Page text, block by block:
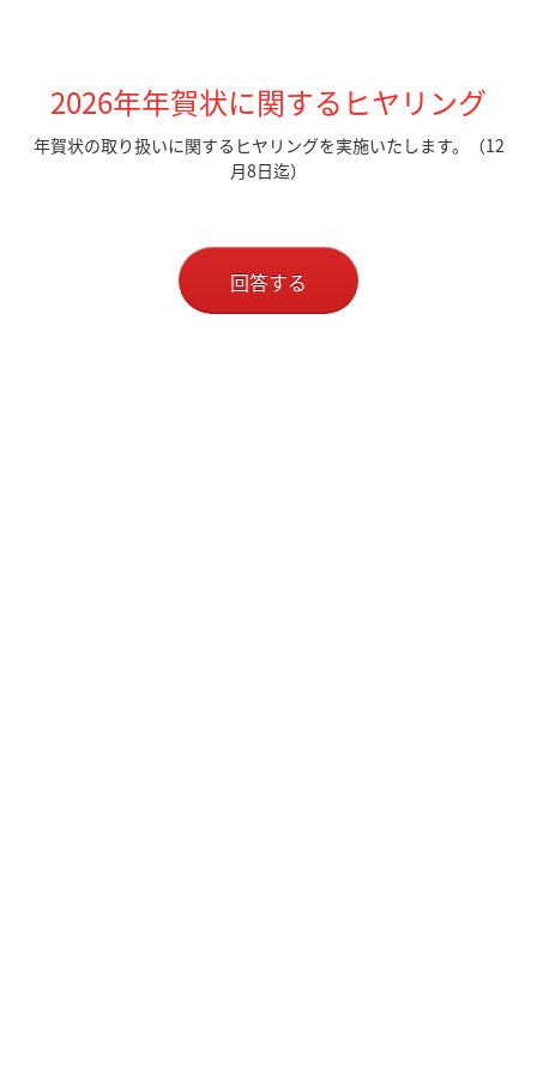
2026年年賀状に関するヒヤリング
年賀状の取り扱いに関するヒヤリングを実施いたします。（12
月8日迄）
回答する